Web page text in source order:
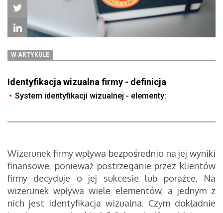
W ARTYKULE
Identyfikacja wizualna firmy - definicja
System identyfikacji wizualnej - elementy:
Wizerunek firmy wpływa bezpośrednio na jej wyniki
finansowe, ponieważ postrzeganie przez klientów
firmy decyduje o jej sukcesie lub porażce. Na
wizerunek wpływa wiele elementów, a jednym z
nich jest identyfikacja wizualna. Czym dokładnie